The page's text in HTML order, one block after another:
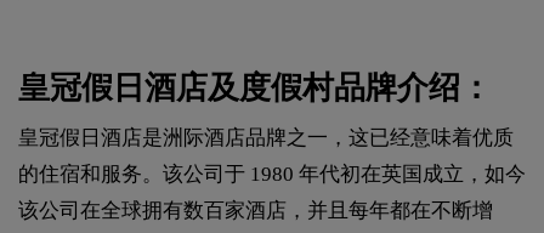
皇冠假日酒店及度假村品牌介绍：
皇冠假日酒店是洲际酒店品牌之一，这已经意味着优质
的住宿和服务。该公司于 1980 年代初在英国成立，如今
该公司在全球拥有数百家酒店，并且每年都在不断增